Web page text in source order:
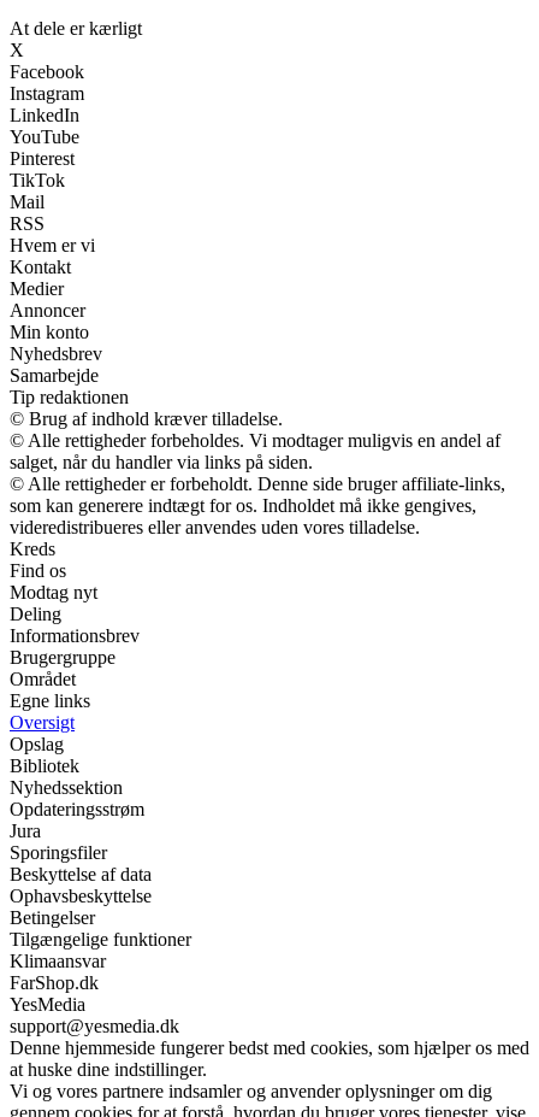
At dele er kærligt
X
Facebook
Instagram
LinkedIn
YouTube
Pinterest
TikTok
Mail
RSS
Hvem er vi
Kontakt
Medier
Annoncer
Min konto
Nyhedsbrev
Samarbejde
Tip redaktionen
© Brug af indhold kræver tilladelse.
© Alle rettigheder forbeholdes. Vi modtager muligvis en andel af
salget, når du handler via links på siden.
© Alle rettigheder er forbeholdt. Denne side bruger affiliate-links,
som kan generere indtægt for os. Indholdet må ikke gengives,
videredistribueres eller anvendes uden vores tilladelse.
Kreds
Find os
Modtag nyt
Deling
Informationsbrev
Brugergruppe
Området
Egne links
Oversigt
Opslag
Bibliotek
Nyhedssektion
Opdateringsstrøm
Jura
Sporingsfiler
Beskyttelse af data
Ophavsbeskyttelse
Betingelser
Tilgængelige funktioner
Klimaansvar
FarShop.dk
YesMedia
support@yesmedia.dk
Denne hjemmeside fungerer bedst med cookies, som hjælper os med
at huske dine indstillinger.
Vi og vores partnere indsamler og anvender oplysninger om dig